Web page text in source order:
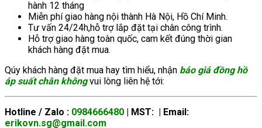
hành 12 tháng
Miễn phí giao hàng nội thành Hà Nội, Hồ Chí Minh.
Tư vấn 24/24h,hỗ trợ lắp đặt tại chân công trình.
Hỗ trợ giao hàng toàn quốc, cam kết đúng thời gian
khách hàng đặt mua.
Qúy khách hàng đặt mua hay tìm hiểu, nhận báo giá đồng hồ
áp suất chân không vui lòng liên hệ tới:
Hotline / Zalo : 0984666480 | MST: | Email:
erikovn.sg@gmail.com